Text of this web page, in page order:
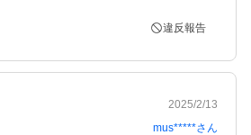
違反報告
2025/2/13
mus*****さん